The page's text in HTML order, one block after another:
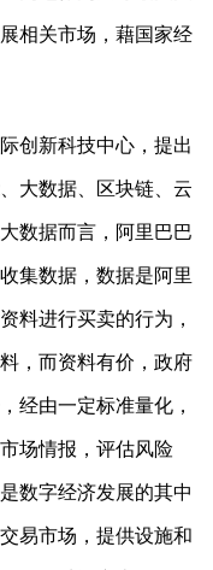
相关市场，藉国家经
创新科技中心，提出
大数据、区块链、云
数据而言，阿里巴巴
集数据，数据是阿里
料进行买卖的行为，
，而资料有价，政府
经由一定标准量化，
场情报，评估风险
数字经济发展的其中
易市场，提供设施和